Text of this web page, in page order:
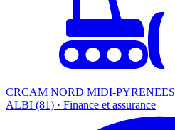
CRCAM NORD MIDI-PYRENEES
ALBI (81) · Finance et assurance